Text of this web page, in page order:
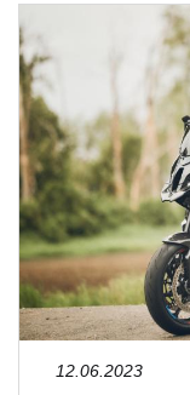
12.06.2023